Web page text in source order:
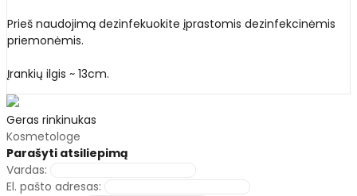
Prieš naudojimą dezinfekuokite įprastomis dezinfekcinėmis
priemonėmis.
Įrankių ilgis ~ 13cm.
Geras rinkinukas
Kosmetologe
Parašyti atsiliepimą
Vardas:
El. pašto adresas: